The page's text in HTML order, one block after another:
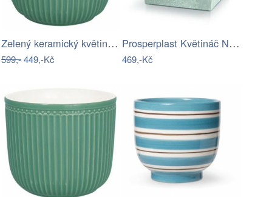
Zelený keramický květináč Green Gate…
599,-449,-Kč
Prosperplast Květináč NURBI CUBE BETON…
469,-Kč